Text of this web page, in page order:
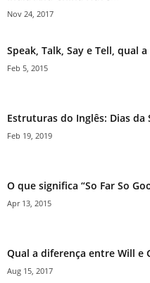
Nov 24, 2017
Speak, Talk, Say e Tell, qual
Feb 5, 2015
Estruturas do Inglês: Dias da
Feb 19, 2019
O que significa “So Far So
Apr 13, 2015
Qual a diferença entre Will e
Aug 15, 2017